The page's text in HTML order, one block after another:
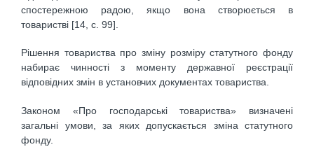
спостережною радою, якщо вона створюється в
товаристві [14, с. 99].
Рішення товариства про зміну розміру статутного фонду
набирає чинності з моменту державної реєстрації
відповідних змін в установчих документах товариства.
Законом «Про господарські товариства» визначені
загальні умови, за яких допускається зміна статутного
фонду.